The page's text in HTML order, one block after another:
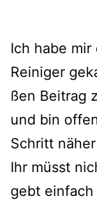
Ich habe
Reiniger
ßen Beitrag
und bin
Schritt
Ihr müsst
gebt ein­fach